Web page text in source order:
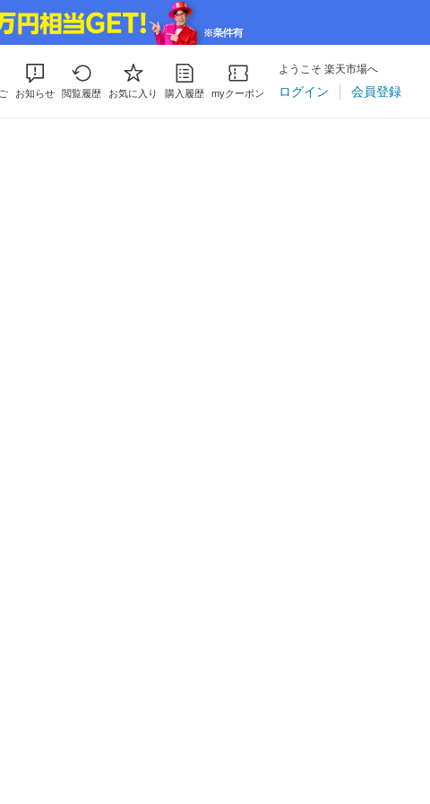
お知らせ 閲覧履歴 お気に入り 購入履歴 myクーポン
ようこそ 楽天市場へ
ログイン 会員登録